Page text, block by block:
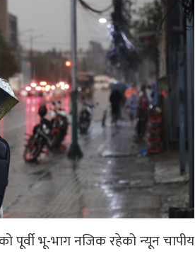
पूर्वी भू-भाग नजिक रहेको न्यून चापीय